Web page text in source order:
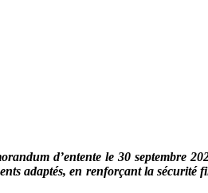
d’entente le 30 septembre
adaptés, en renforçant la sécurité